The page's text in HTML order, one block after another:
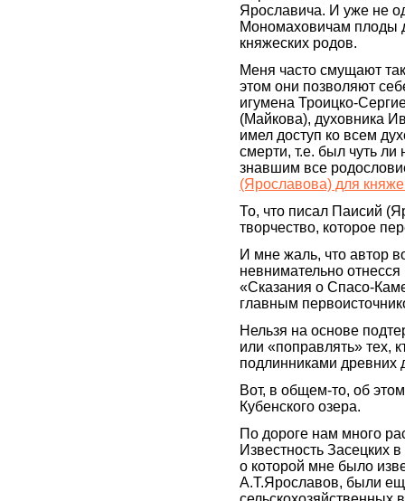
Ярославича. И уже не
Мономаховичам плоды
княжеских родов.
Меня часто смущают
этом они позволяют
игумена Троицко-
(Майкова), духовника
имел доступ ко всем
смерти, т.е. был чуть
знавшим все
(Ярославова) для
То, что писал Паисий
творчество, которое
И мне жаль, что автор
невнимательно
«Сказания о Спасо-
главным
Нельзя на основе
или «поправлять» тех,
подлинниками древних
Вот, в общем-то, об
Кубенского озера.
По дороге нам много
Известность Засецких
о которой мне было
А.Т.Ярославов, были